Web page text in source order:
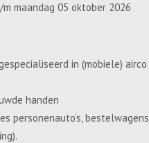
maandag 05 oktober 2026
in (mobiele)
handen
personenauto’s,